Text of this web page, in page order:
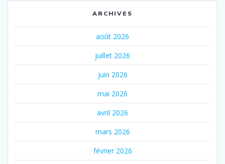
ARCHIVES
août 2026
juillet 2026
juin 2026
mai 2026
avril 2026
mars 2026
février 2026